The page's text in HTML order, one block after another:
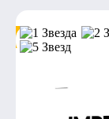
- 50%